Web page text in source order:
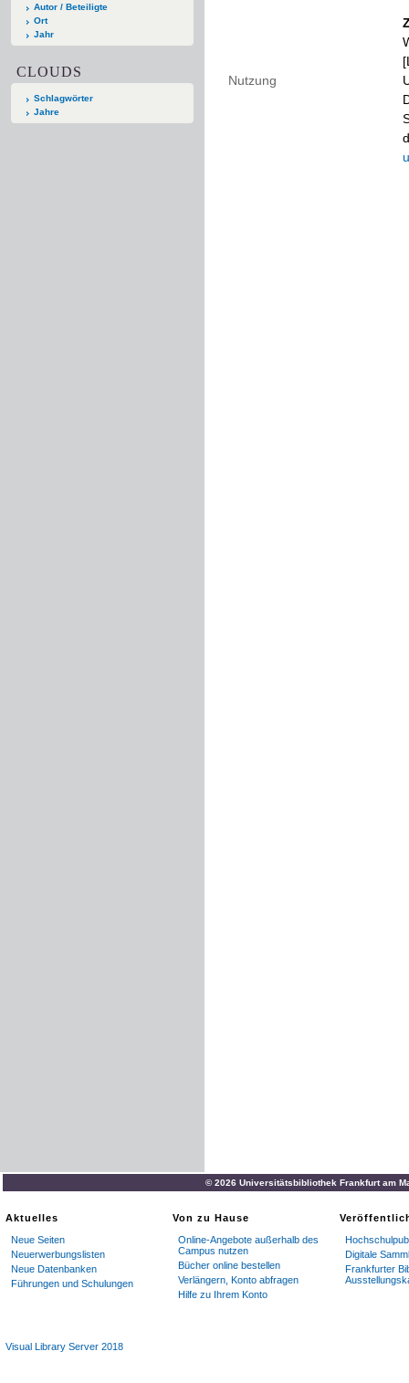
Autor / Beteiligte
Ort
Jahr
CLOUDS
Schlagwörter
Jahre
Nutzung
© 2026 Universitätsbibliothek Frankfurt am
Aktuelles
Neue Seiten
Neuerwerbungslisten
Neue Datenbanken
Führungen und Schulungen
Von zu Hause
Online-Angebote außerhalb des
Campus nutzen
Bücher online bestellen
Verlängern, Konto abfragen
Hilfe zu Ihrem Konto
Digitale
Frankfurter
Visual Library Server 2018